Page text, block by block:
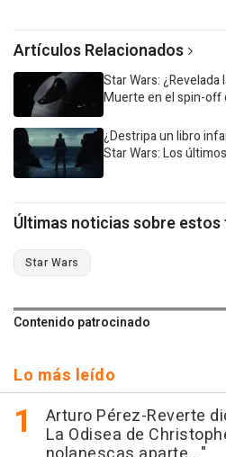
Artículos Relacionados
Star Wars:
Muerte en el spin-off
¿Destripa un libro
Star Wars: Los
Últimas noticias sobre estos
Star Wars
Contenido patrocinado
Lo más leído
Arturo Pérez-Reverte
La Odisea de